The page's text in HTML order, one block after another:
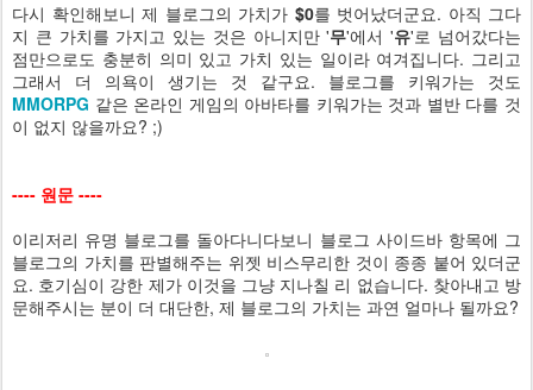
다시 확인해보니 제 블로그의 가치가 $0를 벗어났더군요. 아직 그다
지 큰 가치를 가지고 있는 것은 아니지만 '무'에서 '유'로 넘어갔다는
점만으로도 충분히 의미 있고 가치 있는 일이라 여겨집니다. 그리고
그래서 더 의욕이 생기는 것 같구요. 블로그를 키워가는 것도
MMORPG 같은 온라인 게임의 아바타를 키워가는 것과 별반 다를 것
이 없지 않을까요? ;)
---- 원문 ----
이리저리 유명 블로그를 돌아다니다보니 블로그 사이드바 항목에 그
블로그의 가치를 판별해주는 위젯 비스무리한 것이 종종 붙어 있더군
요. 호기심이 강한 제가 이것을 그냥 지나칠 리 없습니다. 찾아내고 방
문해주시는 분이 더 대단한, 제 블로그의 가치는 과연 얼마나 될까요?